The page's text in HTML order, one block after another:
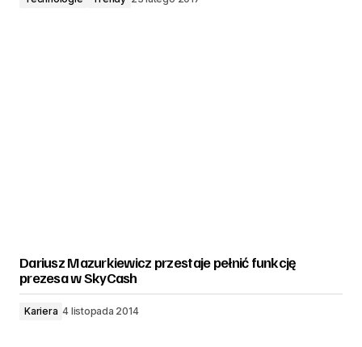
Dariusz Mazurkiewicz przestaje pełnić funkcję
prezesa w SkyCash
Kariera 4 listopada 2014